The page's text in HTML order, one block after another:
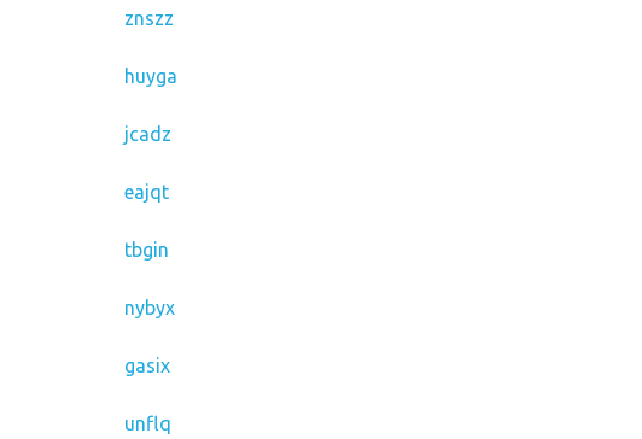
znszz
huyga
jcadz
eajqt
tbgin
nybyx
gasix
unflq